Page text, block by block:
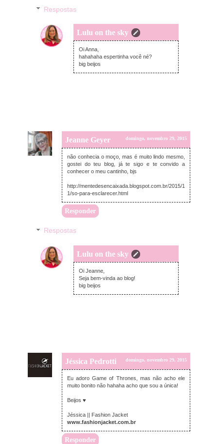
Respostas
Lulu on the sky
segunda-feira, novembro 30, 2015
Oi Anna,
hahahaha espertinha você né?
big beijos
Jeanne Geyer domingo, novembro 29, 2015
não conhecia o moço, mas é muito lindo mesmo,
gostei do teu blog, já te sigo e te convido a
conhecer o meu cantinho, bjs
http://mentedesencaixada.blogspot.com.br/2015/1
1/so-para-esclarecer.html
Responder
Respostas
Lulu on the sky
segunda-feira, novembro 30, 2015
Oi Jeanne,
Seja bem-vinda ao blog!
big beijos
Jéssica Pedrotti domingo, novembro 29, 2015
Eu adoro Game of Thrones, mas não acho ele
muito bonito não hahaha acho que sou a única!
Beijos ♥
Jéssica || Fashion Jacket
www.fashionjacket.com.br
Responder